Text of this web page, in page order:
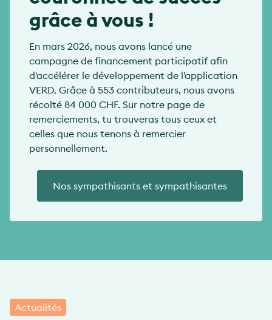
grâce à vous !
En mars 2026, nous avons lancé une
campagne de financement participatif afin
d'accélérer le développement de l'application
VERD. Grâce à 553 contributeurs, nous avons
récolté 84 000 CHF. Sur notre page de
remerciements, tu trouveras tous ceux et
celles que nous tenons à remercier
personnellement.
Nos sympathisants et sympathisantes
Actualités